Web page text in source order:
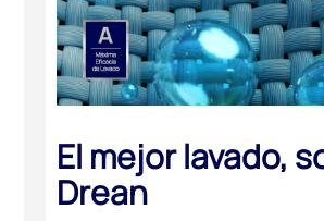
El mejor lavado,
Drean